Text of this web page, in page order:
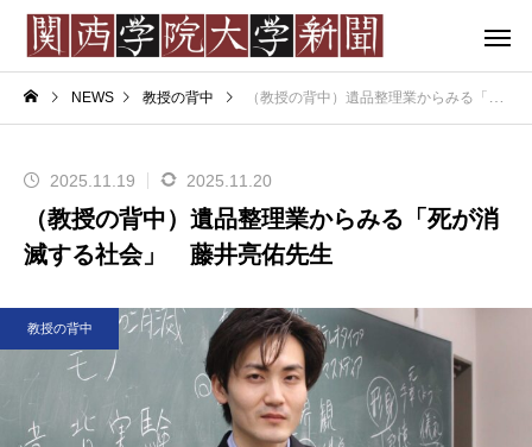
NEWS 教授の背中 （教授の背中）遺品整理業からみる「死が消滅する社会」 藤井亮佑先生
2025.11.19 2025.11.20
（教授の背中）遺品整理業からみる「死が消
滅する社会」 藤井亮佑先生
教授の背中